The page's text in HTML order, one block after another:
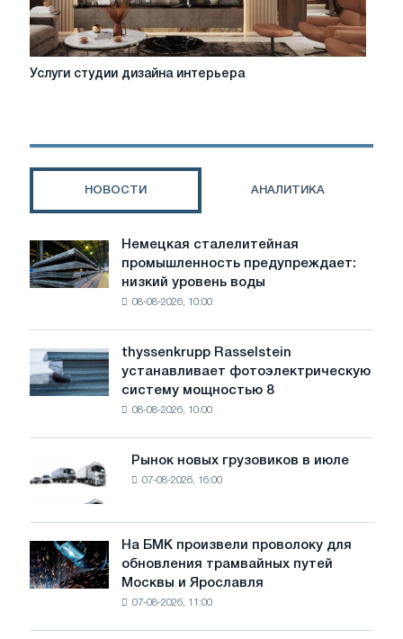
Услуги
Услуги студии дизайна интерьера
НОВОСТИ АНАЛИТИКА
Немецкая
сталелитейная
промышленность
предупреждает:
воды
угрожает
Немецкая сталелитейная
промышленность предупреждает:
низкий уровень воды
08-08-2026, 10:00
thyssenkrupp
Rasselstein
устанавливает
фотоэлектрическую
целей
обезуглероживания
thyssenkrupp Rasselstein
устанавливает фотоэлектрическую
систему мощностью 8
08-08-2026, 10:00
Рынок
новых
грузовиков
в
июле
Рынок новых грузовиков в июле
07-08-2026, 16:00
На
БМК
произвели
На БМК произвели проволоку для
обновления трамвайных путей
Москвы и Ярославля
07-08-2026, 11:00